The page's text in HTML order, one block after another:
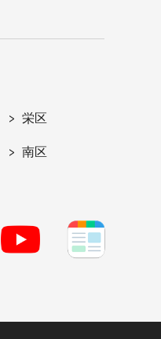
栄区
南区